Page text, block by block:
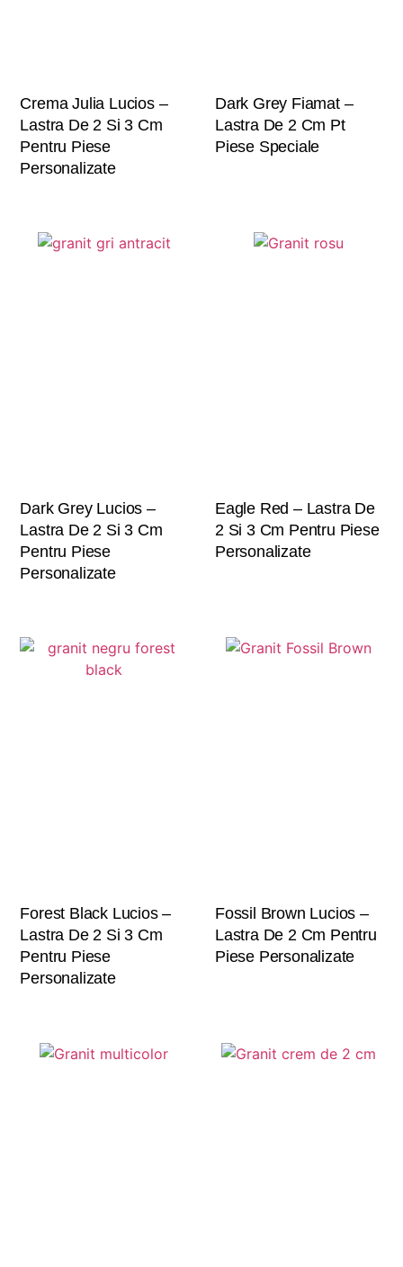
Crema Julia Lucios –
Lastra De 2 Si 3 Cm
Pentru Piese
Personalizate
Dark Grey Fiamat –
Lastra De 2 Cm Pt
Piese Speciale
Dark Grey Lucios –
Lastra De 2 Si 3 Cm
Pentru Piese
Personalizate
Eagle Red – Lastra De
2 Si 3 Cm Pentru Piese
Personalizate
Forest Black Lucios –
Lastra De 2 Si 3 Cm
Pentru Piese
Personalizate
Fossil Brown Lucios –
Lastra De 2 Cm Pentru
Piese Personalizate